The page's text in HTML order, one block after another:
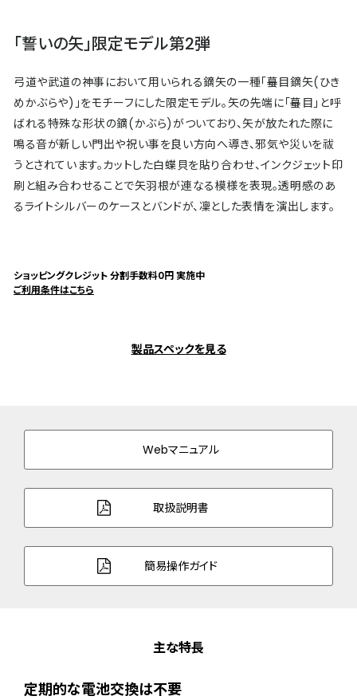
「誓いの矢」限定モデル第2弾
弓道や武道の神事において用いられる鏑矢の一種「蟇目鏑矢(ひき
めかぶらや)」をモチーフにした限定モデル。矢の先端に「蟇目」と呼
ばれる特殊な形状の鏑(かぶら)がついており、矢が放たれた際に
鳴る音が新しい門出や祝い事を良い方向へ導き、邪気や災いを祓
うとされています。カットした白蝶貝を貼り合わせ、インクジェット印
刷と組み合わせることで矢羽根が連なる模様を表現。透明感のあ
るライトシルバーのケースとバンドが、凜とした表情を演出します。
ショッピングクレジット 分割手数料0円 実施中
ご利用条件はこちら
製品スペックを見る
Webマニュアル
取扱説明書
簡易操作ガイド
主な特長
定期的な電池交換は不要